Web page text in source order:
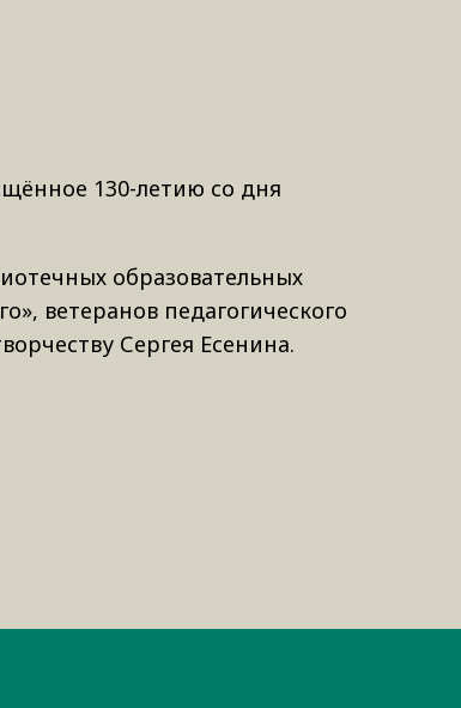
130-летию со дня
образовательных
ветеранов педагогического
Сергея Есенина.